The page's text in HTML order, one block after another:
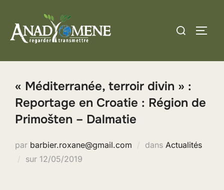
contenu
Rechercher :
« Méditerranée, terroir divin » :
Reportage en Croatie : Région de
Primošten – Dalmatie
par barbier.roxane@gmail.com dans Actualités
sur Publié
12/05/2019